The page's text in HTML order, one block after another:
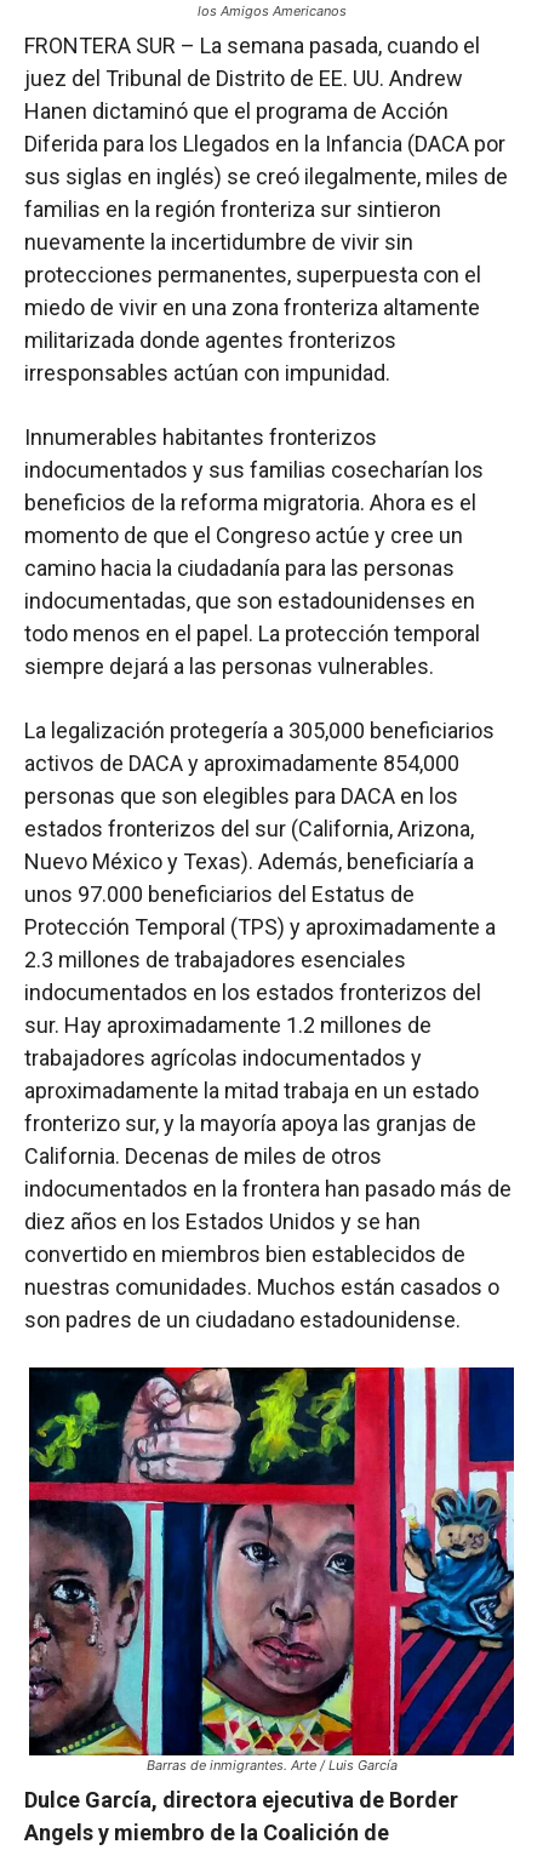
los Amigos Americanos
FRONTERA SUR – La semana pasada, cuando el
juez del Tribunal de Distrito de EE. UU. Andrew
Hanen dictaminó que el programa de Acción
Diferida para los Llegados en la Infancia (DACA por
sus siglas en inglés) se creó ilegalmente, miles de
familias en la región fronteriza sur sintieron
nuevamente la incertidumbre de vivir sin
protecciones permanentes, superpuesta con el
miedo de vivir en una zona fronteriza altamente
militarizada donde agentes fronterizos
irresponsables actúan con impunidad.
Innumerables habitantes fronterizos
indocumentados y sus familias cosecharían los
beneficios de la reforma migratoria. Ahora es el
momento de que el Congreso actúe y cree un
camino hacia la ciudadanía para las personas
indocumentadas, que son estadounidenses en
todo menos en el papel. La protección temporal
siempre dejará a las personas vulnerables.
La legalización protegería a 305,000 beneficiarios
activos de DACA y aproximadamente 854,000
personas que son elegibles para DACA en los
estados fronterizos del sur (California, Arizona,
Nuevo México y Texas). Además, beneficiaría a
unos 97.000 beneficiarios del Estatus de
Protección Temporal (TPS) y aproximadamente a
2.3 millones de trabajadores esenciales
indocumentados en los estados fronterizos del
sur. Hay aproximadamente 1.2 millones de
trabajadores agrícolas indocumentados y
aproximadamente la mitad trabaja en un estado
fronterizo sur, y la mayoría apoya las granjas de
California. Decenas de miles de otros
indocumentados en la frontera han pasado más de
diez años en los Estados Unidos y se han
convertido en miembros bien establecidos de
nuestras comunidades. Muchos están casados o
son padres de un ciudadano estadounidense.
Barras de inmigrantes. Arte / Luis García
Dulce García, directora ejecutiva de Border
Angels y miembro de la Coalición de